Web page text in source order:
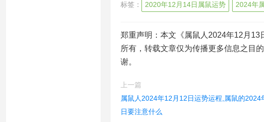
标签： 2020年12月14日属鼠运势 2024年
郑重声明：本文《属鼠人2024年12月
所有，转载文章仅为传播更多信息之目
谢。
上一篇
属鼠人2024年12月12日运势运程,属鼠的2024
日要注意什么